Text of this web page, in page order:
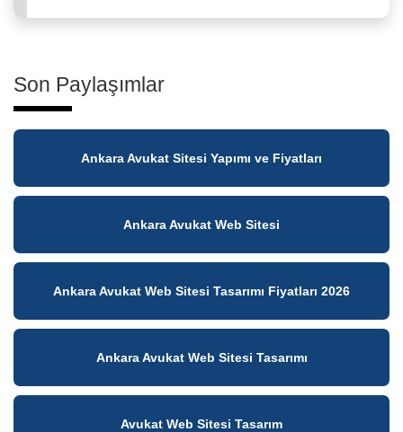
Son Paylaşımlar
Ankara Avukat Sitesi Yapımı ve Fiyatları
Ankara Avukat Web Sitesi
Ankara Avukat Web Sitesi Tasarımı Fiyatları 2026
Ankara Avukat Web Sitesi Tasarımı
Avukat Web Sitesi Tasarım